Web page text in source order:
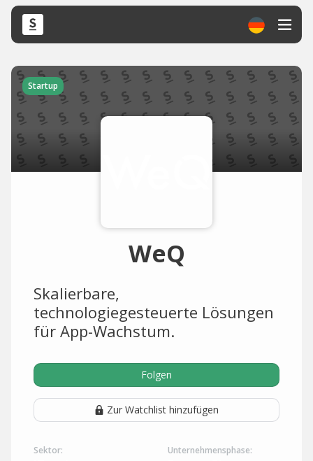
Startup
WeQ
Skalierbare,
technologiegesteuerte Lösungen
für App-Wachstum.
Folgen
Zur Watchlist hinzufügen
Sektor: Unternehmensphase: